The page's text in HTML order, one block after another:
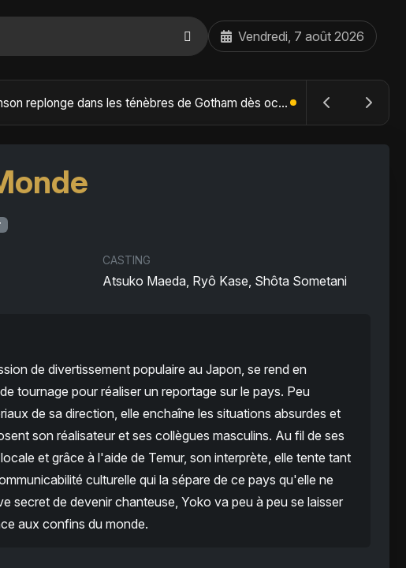
Vendredi, 7 août 2026
The Batman : Part II – Robert Pattinson replonge dans les ténèbres de Gotham dès octobre 2027
CASTING
Atsuko Maeda, Ryô Kase, Shôta Sometani
de divertissement populaire au Japon, se rend en
tournage pour réaliser un reportage sur le pays. Peu
de sa direction, elle enchaîne les situations absurdes et
son réalisateur et ses collègues masculins. Au fil de ses
et grâce à l'aide de Temur, son interprète, elle tente tant
culturelle qui la sépare de ce pays qu'elle ne
secret de devenir chanteuse, Yoko va peu à peu se laisser
aux confins du monde.